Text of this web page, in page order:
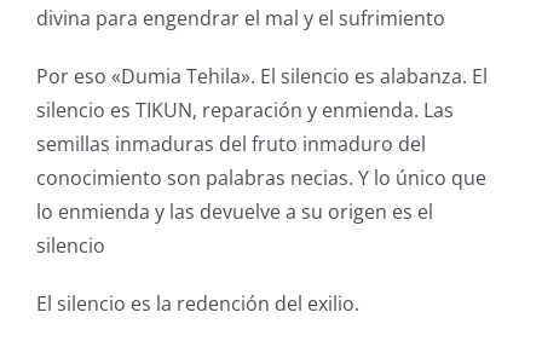
divina para engendrar el mal y el sufrimiento
Por eso «Dumia Tehila». El silencio es alabanza. El
silencio es TIKUN, reparación y enmienda. Las
semillas inmaduras del fruto inmaduro del
conocimiento son palabras necias. Y lo único que
lo enmienda y las devuelve a su origen es el
silencio
El silencio es la redención del exilio.